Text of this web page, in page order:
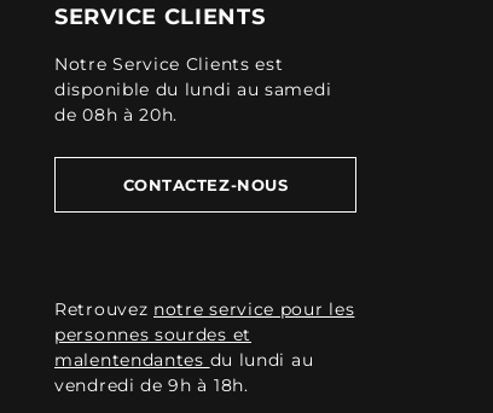
SERVICE CLIENTS
Notre Service Clients est
disponible du lundi au samedi
de 08h à 20h.
CONTACTEZ-NOUS
Retrouvez notre service pour les
personnes sourdes et
malentendantes du lundi au
vendredi de 9h à 18h.